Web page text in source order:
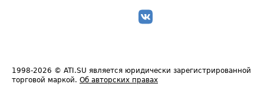
1998-2026 © ATI.SU является юридически зарегистрированной
торговой маркой. Об авторских правах